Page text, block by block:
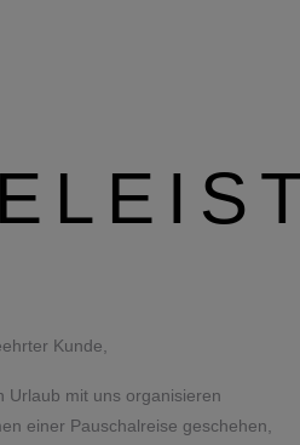
Kunde,
Urlaub mit uns organisieren
einer Pauschalreise geschehen,